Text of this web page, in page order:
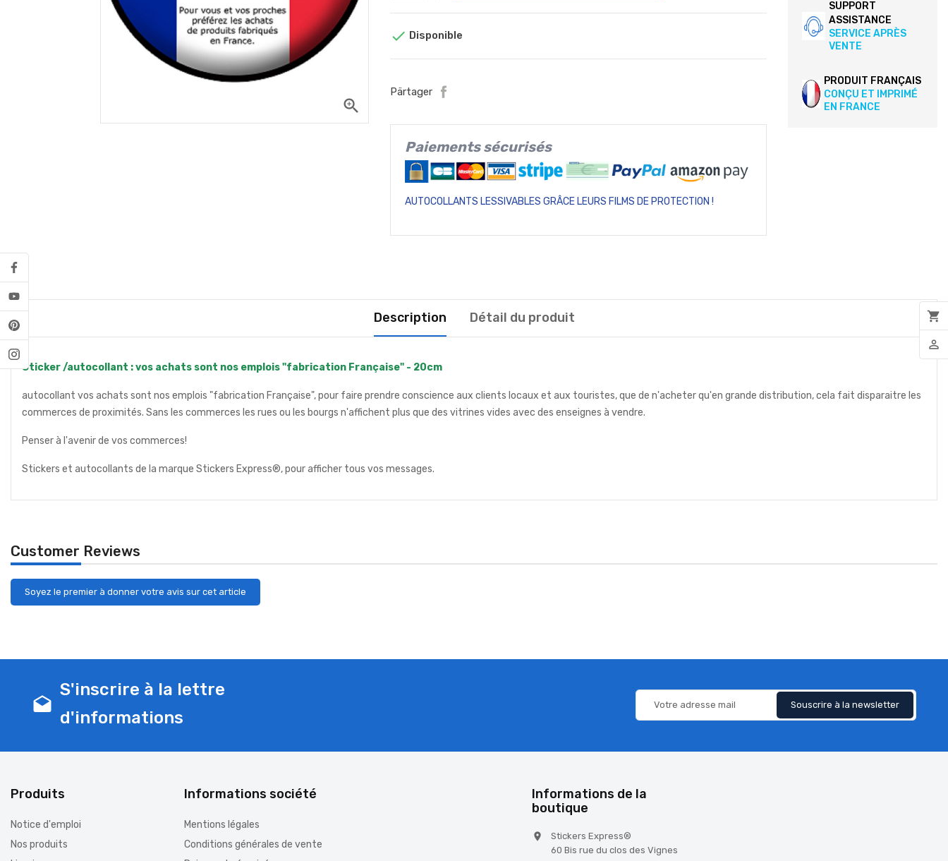
shopping_cart
person_outline
zoom_in
 Disponible
Pärtager
Paiements sécurisés
AUTOCOLLANTS LESSIVABLES GRÂCE LEURS FILMS DE PROTECTION !
SUPPORT
ASSISTANCE
SERVICE APRÈS
VENTE
PRODUIT FRANÇAIS
CONÇU ET IMPRIMÉ
EN FRANCE
Description Détail du produit
Sticker /autocollant : vos achats sont nos emplois "fabrication Française" - 20cm
autocollant vos achats sont nos emplois "fabrication Française", pour faire prendre conscience aux clients locaux et aux touristes, que de n'acheter qu'en grande distribution, cela fait disparaitre les
commerces de proximités. Sans les commerces les rues ou les bourgs n'affichent plus que des vitrines vides avec des enseignes à vendre.
Penser à l'avenir de vos commerces!
Stickers et autocollants de la marque Stickers Express®, pour afficher tous vos messages.
Customer Reviews
Soyez le premier à donner votre avis sur cet article
drafts
S'inscrire à la lettre
d'informations
Produits
Notice d'emploi
Nos produits
Informations société
Mentions légales
Conditions générales de vente
Informations de la
boutique

Stickers Express®
60 Bis rue du clos des Vignes